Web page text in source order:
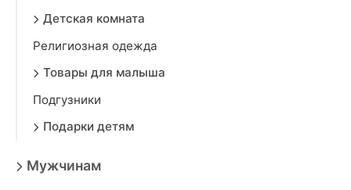
Детская комната
Религиозная одежда
Товары для малыша
Подгузники
Подарки детям
Мужчинам